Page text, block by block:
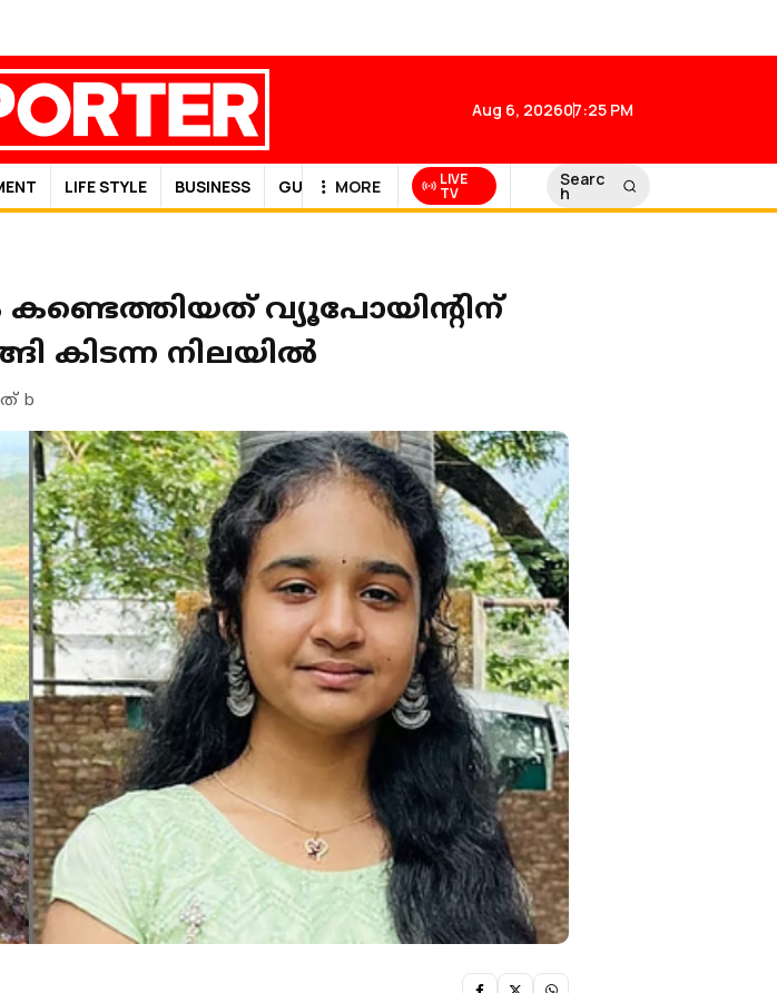
Aug 6, 202607:25 PM
LIFE STYLE BUSINESS GULF NEWS
MORE LIVE
TV
Searc
h
കണ്ടെത്തിയത് വ്യൂപോയിൻ്റിന്
കിടന്ന നിലയിൽ
b